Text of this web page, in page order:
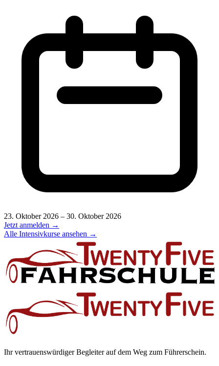
23. Oktober 2026 – 30. Oktober 2026
Jetzt anmelden →
Alle Intensivkurse ansehen →
Ihr vertrauenswürdiger Begleiter auf dem Weg zum Führerschein.